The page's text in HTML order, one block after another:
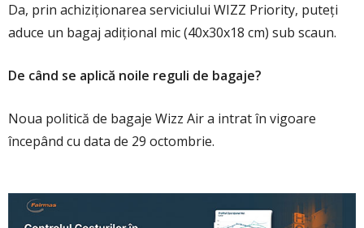
Da, prin achiziționarea serviciului WIZZ Priority, puteți
aduce un bagaj adițional mic (40x30x18 cm) sub scaun.
De când se aplică noile reguli de bagaje?
Noua politică de bagaje Wizz Air a intrat în vigoare
începând cu data de 29 octombrie.